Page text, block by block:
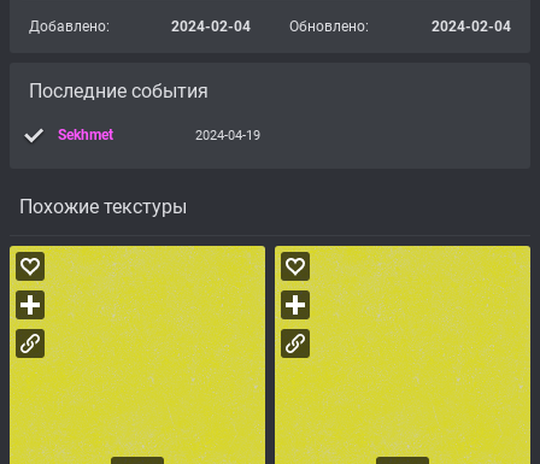
Похожие текстуры
Добавлено: 2024-02-04 Обновлено: 2024-02-04
Последние события
Sekhmet 2024-04-19